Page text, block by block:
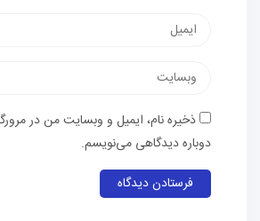
پست
وب‌سایت
ذخیره نام، ایمیل و وبسایت من در
دوباره دیدگاهی می‌نویسم.